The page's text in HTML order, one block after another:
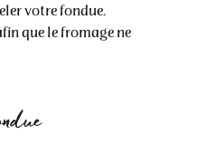
votre fondue.
que le fromage ne